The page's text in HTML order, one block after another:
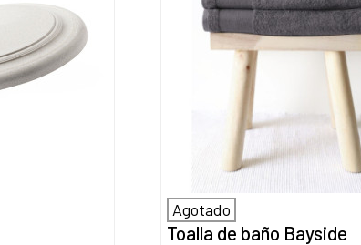
Agotado
Toalla de baño Bayside